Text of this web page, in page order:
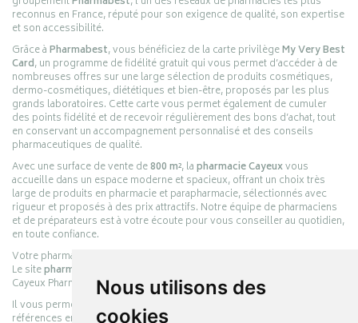
Nous utilisons des
cookies
reconnus en France, réputé pour son exigence de qualité, son expertise
et son accessibilité.
Grâce àPharmabest, vous bénéficiez de la carte privilègeMy Very Best
Card, un programme de fidélité gratuit qui vous permet d’accéder à de
nombreuses offres sur une large sélection de produits cosmétiques,
dermo-cosmétiques, diététiques et bien-être, proposés par les plus
grands laboratoires. Cette carte vous permet également de cumuler
des points fidélité et de recevoir régulièrement des bons d’achat, tout
en conservant un accompagnement personnalisé et des conseils
pharmaceutiques de qualité.
Avec une surface de vente de800 m², lapharmacie Cayeuxvous
accueille dans un espace moderne et spacieux, offrant un choix très
large de produits en pharmacie et parapharmacie, sélectionnés avec
rigueur et proposés à des prix attractifs. Notre équipe de pharmaciens
et de préparateurs est à votre écoute pour vous conseiller au quotidien,
en toute confiance.
Votre pharmacie en ligne :
Le sitepharmacie-cayeux.fr
Cayeux Pharmabest Berck-sur-Mer – Rang-du-Fliers.
Il vous permet de réaliser vos achats en ligne parmi des milliers de
références en :